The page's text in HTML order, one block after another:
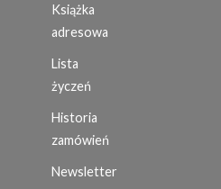
Książka
adresowa
Lista
życzeń
Historia
zamówień
Newsletter